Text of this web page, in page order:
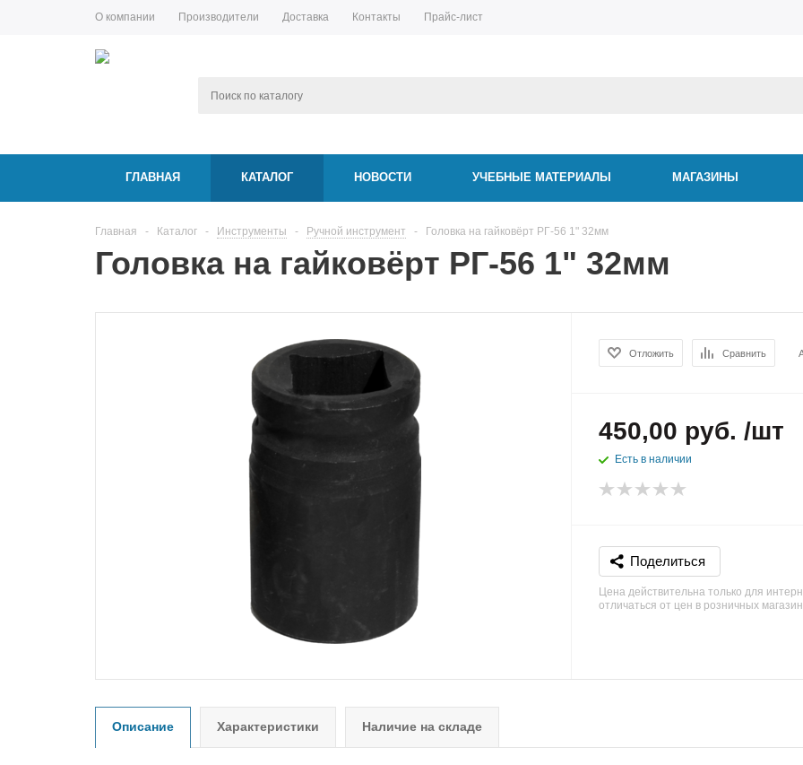
О компании Производители Доставка Контакты Прайс-лист
ГЛАВНАЯ КАТАЛОГ НОВОСТИ УЧЕБНЫЕ МАТЕРИАЛЫ МАГАЗИНЫ
Главная - Каталог - Инструменты - Ручной инструмент - Головка на гайковёрт РГ-56 1" 32мм
Головка на гайковёрт РГ-56 1" 32мм
Отложить Сравнить
450,00 руб. /шт
Есть в наличии
Поделиться
Цена действительна только для
отличаться от цен в розничных
Описание Характеристики Наличие на складе